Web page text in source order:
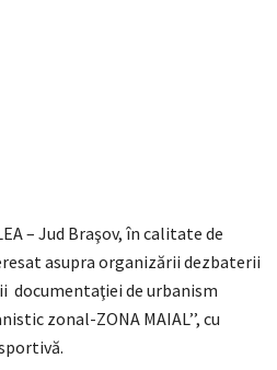
– Jud Braşov, în calitate de
asupra organizării dezbaterii
documentaţiei de urbanism
zonal-ZONA MAIAL’’, cu